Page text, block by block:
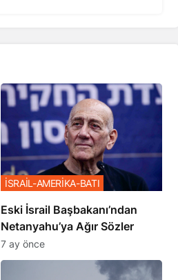
Eski İsrail Başbakanı’ndan
Netanyahu’ya Ağır Sözler
İSRAİL-AMERİKA-BATI
7 ay önce